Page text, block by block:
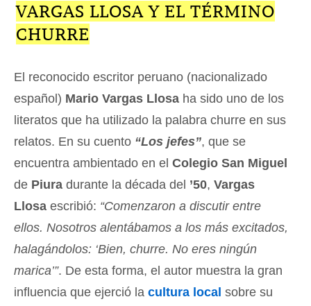
VARGAS LLOSA Y EL TÉRMINO
CHURRE
El reconocido escritor peruano (nacionalizado
español) Mario Vargas Llosa ha sido uno de los
literatos que ha utilizado la palabra churre en sus
relatos. En su cuento “Los jefes”, que se
encuentra ambientado en el Colegio San Miguel
de Piura durante la década del ’50, Vargas
Llosa escribió: “Comenzaron a discutir entre
ellos. Nosotros alentábamos a los más excitados,
halagándolos: ‘Bien, churre. No eres ningún
marica’”. De esta forma, el autor muestra la gran
influencia que ejerció la cultura local sobre su